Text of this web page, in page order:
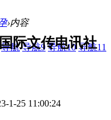
›内容
导航 导航9 导航10 导航11
际文传电讯社
1-25 11:00:24